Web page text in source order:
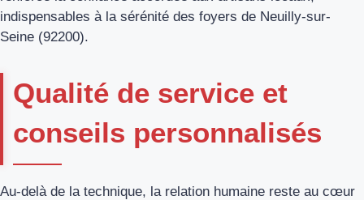
indispensables à la sérénité des foyers de Neuilly-sur-
Seine (92200).
Qualité de service et
conseils personnalisés
Au-delà de la technique, la relation humaine reste au cœur